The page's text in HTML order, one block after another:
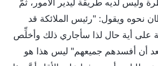
نحوه ويقول: "رئيس الملائكة قد
على أية حال لذا سأجاري ذلك وأخلِّص
أن أفسدهم جميعهم" ليس هذا هو